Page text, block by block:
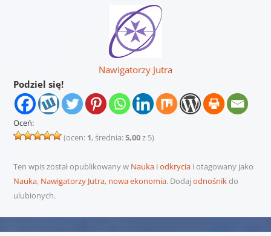
Nawigatorzy Jutra
Podziel się!
Oceń:
(ocen: 1, średnia:5,00z 5)
Ten wpis został opublikowany w Nauka i odkryciai otagowany jako
Nauka, Nawigatorzy Jutra, nowa ekonomia. Dodaj odnośnikdo
ulubionych.